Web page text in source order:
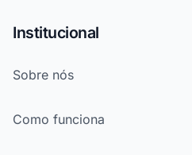
Institucional
Sobre nós
Como funciona